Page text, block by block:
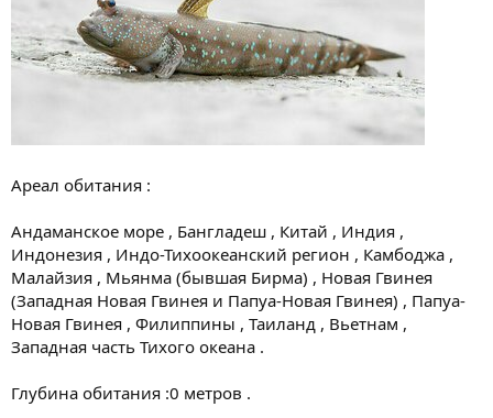
Ареал обитания :
Андаманское море , Бангладеш , Китай , Индия ,
Индонезия , Индо-Тихоокеанский регион , Камбоджа ,
Малайзия , Мьянма (бывшая Бирма) , Новая Гвинея
(Западная Новая Гвинея и Папуа-Новая Гвинея) , Папуа-
Новая Гвинея , Филиппины , Таиланд , Вьетнам ,
Западная часть Тихого океана .
Глубина обитания :0 метров .